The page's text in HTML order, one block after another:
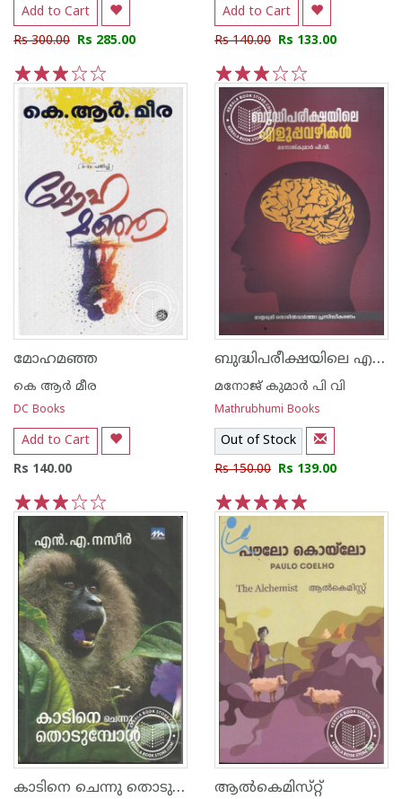
Add to Cart
Rs 300.00 Rs 285.00
5
4
3
2
1
Add to Cart
Rs 140.00 Rs 133.00
5
4
3
2
1
മോഹമഞ്ഞ
കെ ആര്‍ മീര
DC Books
Add to Cart
Rs 140.00
5
4
3
2
1
ബുദ്ധിപരീക്ഷയിലെ എളുപ്പവഴികള്‍
മനോജ് കുമാര്‍ പി വി
Mathrubhumi Books
Out of Stock
Rs 150.00 Rs 139.00
5
4
3
2
1
കാടിനെ ചെന്നു തൊടുമ്പോള്‍ ആല്‍കെമിസ്‌റ്റ്‌